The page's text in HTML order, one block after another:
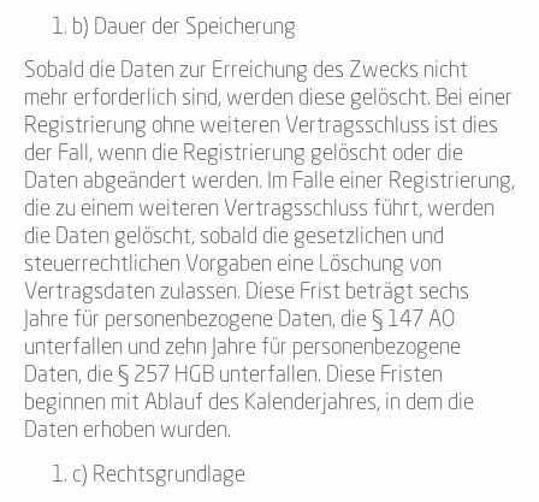
b) Dauer der Speicherung
Sobald die Daten zur Erreichung des Zwecks nicht
mehr erforderlich sind, werden diese gelöscht. Bei einer
Registrierung ohne weiteren Vertragsschluss ist dies
der Fall, wenn die Registrierung gelöscht oder die
Daten abgeändert werden. Im Falle einer Registrierung,
die zu einem weiteren Vertragsschluss führt, werden
die Daten gelöscht, sobald die gesetzlichen und
steuerrechtlichen Vorgaben eine Löschung von
Vertragsdaten zulassen. Diese Frist beträgt sechs
Jahre für personenbezogene Daten, die § 147 AO
unterfallen und zehn Jahre für personenbezogene
Daten, die § 257 HGB unterfallen. Diese Fristen
beginnen mit Ablauf des Kalenderjahres, in dem die
Daten erhoben wurden.
c) Rechtsgrundlage